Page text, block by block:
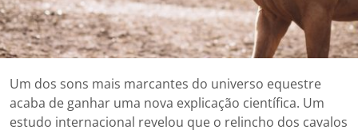
Um dos sons mais marcantes do universo equestre
acaba de ganhar uma nova explicação científica. Um
estudo internacional revelou que o relincho dos cavalos